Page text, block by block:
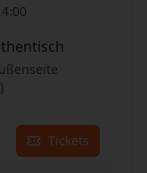
Tickets